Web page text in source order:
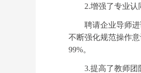
2.增强了专业认
聘请企业导师
不断强化规范操作
99%。
3.提高了教师团